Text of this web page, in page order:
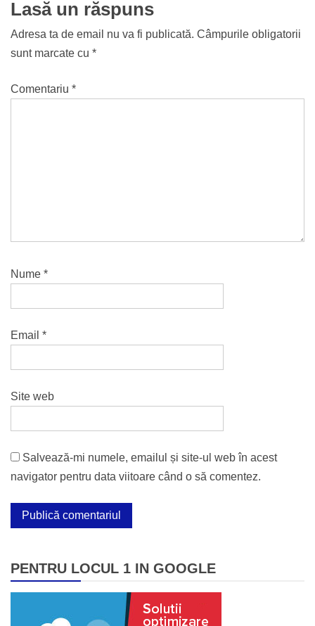
Lasă un răspuns
Adresa ta de email nu va fi publicată. Câmpurile obligatorii
sunt marcate cu *
Comentariu *
Nume *
Email *
Site web
Salvează-mi numele, emailul și site-ul web în acest
navigator pentru data viitoare când o să comentez.
PENTRU LOCUL 1 IN GOOGLE